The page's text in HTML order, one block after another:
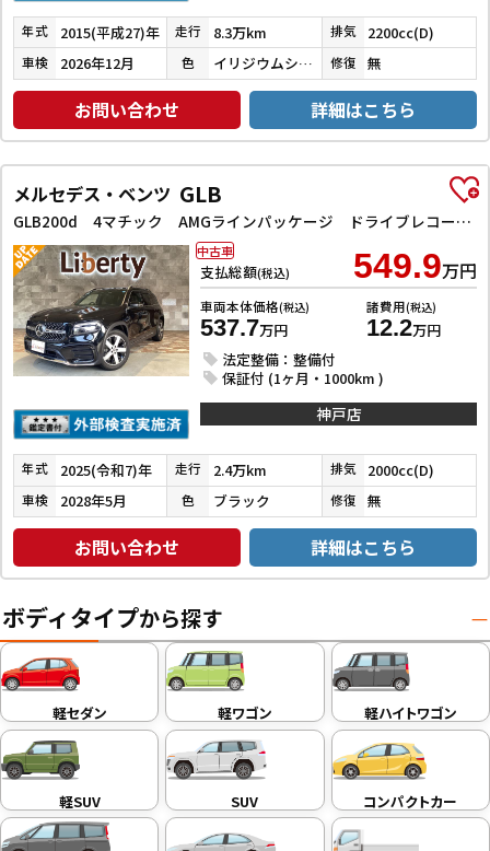
年式 2015(平成27)年 走行 8.3万km 排気 2200cc(D)
車検 2026年12月 色 イリジウムシルバーメタリック 修復 無
お問い合わせ 詳細はこちら
メルセデス・ベンツ GLB
GLB200d 4マチック AMGラインパッケージ ドライブレコーダー ETC フロントカメラ サイドカメラ クリアランスソナー パワーシート サンルーフ ナビ オートライト 電動リアゲート アルミホイール スマートキー アイドリングストップ
支払総額(税込) 549.9万円
車両本体価格(税込)
537.7万円
諸費用(税込)
12.2万円
法定整備：整備付
保証付 (1ヶ月・1000km )
中古車
神戸店
年式 2025(令和7)年 走行 2.4万km 排気 2000cc(D)
車検 2028年5月 色 ブラック 修復 無
お問い合わせ 詳細はこちら
ボディタイプから探す
軽セダン 軽ワゴン 軽ハイトワゴン
軽SUV SUV コンパクトカー